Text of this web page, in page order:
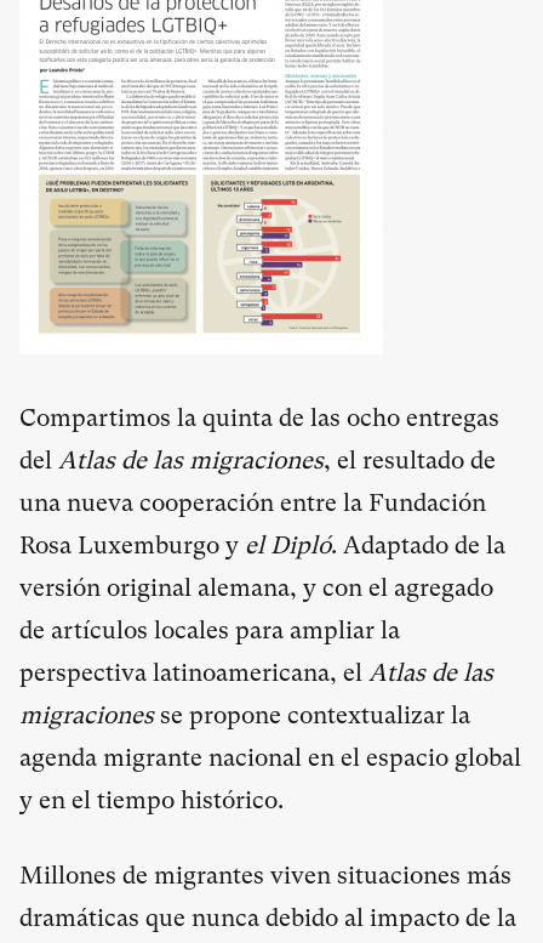
Compartimos la quinta de las ocho entregas
del Atlas de las migraciones, el resultado de
una nueva cooperación entre la Fundación
Rosa Luxemburgo y el Dipló. Adaptado de la
versión original alemana, y con el agregado
de artículos locales para ampliar la
perspectiva latinoamericana, el Atlas de las
migracionesse propone contextualizar la
agenda migrante nacional en el espacio global
y en el tiempo histórico.
Millones de migrantes viven situaciones más
dramáticas que nunca debido al impacto de la